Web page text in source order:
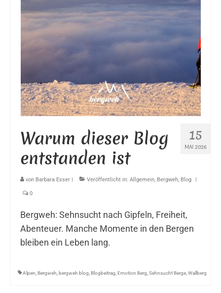
15
MAI 2026
Warum dieser Blog
entstanden ist
von Barbara Esser Veröffentlicht in: Allgemein, Bergweh, Blog
0
Bergweh: Sehnsucht nach Gipfeln, Freiheit,
Abenteuer. Manche Momente in den Bergen
bleiben ein Leben lang.
Alpen,Bergweh, bergweh blog,Blogbeitrag,Emotion Berg,Sehnsucht Berge,Wallberg